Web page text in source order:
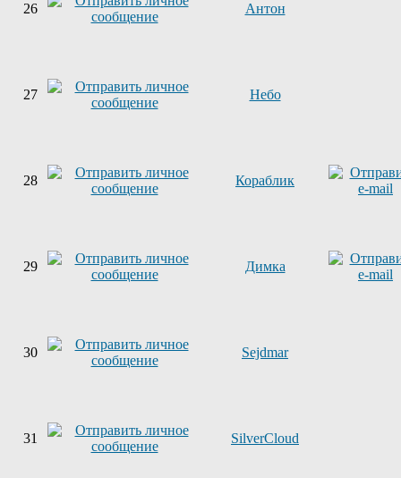
26 Антон
27 Небо
28 Кораблик
29 Димка
30 Sejdmar
31 SilverCloud